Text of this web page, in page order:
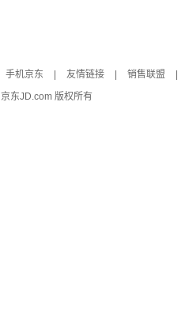
手机京东 友情链接 销售联盟
京东JD.com 版权所有